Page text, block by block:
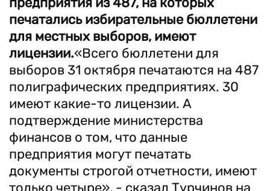
печатались избирательные бюллетени
для местных выборов, имеют
лицензии.«Всего бюллетени для
выборов 31 октября печатаются на 487
полиграфических предприятиях. 30
имеют какие-то лицензии. А
подтверждение министерства
финансов о том, что данные
предприятия могут печатать
документы строгой отчетности, имеют
только четыре», - сказал Турчинов на